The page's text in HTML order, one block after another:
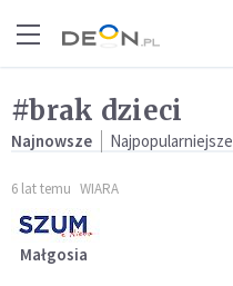
#brak dzieci
Najnowsze Najpopularniejsze
6 lat temu WIARA
Małgosia